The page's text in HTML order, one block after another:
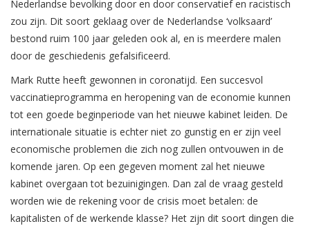
Nederlandse bevolking door en door conservatief en racistisch
zou zijn. Dit soort geklaag over de Nederlandse ‘volksaard’
bestond ruim 100 jaar geleden ook al, en is meerdere malen
door de geschiedenis gefalsificeerd.
Mark Rutte heeft gewonnen in coronatijd. Een succesvol
vaccinatieprogramma en heropening van de economie kunnen
tot een goede beginperiode van het nieuwe kabinet leiden. De
internationale situatie is echter niet zo gunstig en er zijn veel
economische problemen die zich nog zullen ontvouwen in de
komende jaren. Op een gegeven moment zal het nieuwe
kabinet overgaan tot bezuinigingen. Dan zal de vraag gesteld
worden wie de rekening voor de crisis moet betalen: de
kapitalisten of de werkende klasse? Het zijn dit soort dingen die